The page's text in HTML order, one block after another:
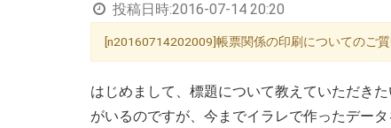
投稿日時:2016-07-14 20:20
[n20160714202009]帳票関係の印刷についてのご
はじめまして、標題について教えていただき
がいるのですが、今までイラレで作ったデー